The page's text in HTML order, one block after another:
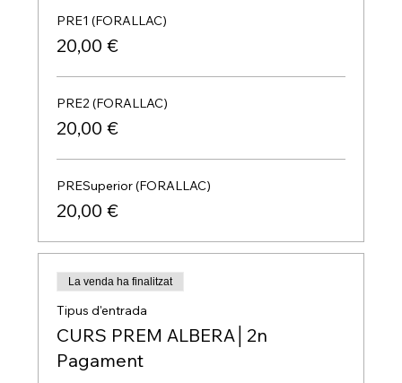
PRE1 (FORALLAC)
20,00 €
PRE2 (FORALLAC)
20,00 €
PRESuperior (FORALLAC)
20,00 €
La venda ha finalitzat
Tipus d'entrada
CURS PREM ALBERA│2n
Pagament